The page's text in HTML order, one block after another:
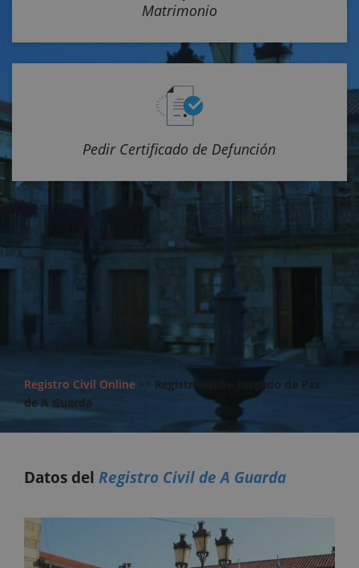
Matrimonio
Pedir Certificado de Defunción
Registro Civil Online >> Registro civil – Juzgado de Paz
de A Guarda
Datos del Registro Civil de A Guarda